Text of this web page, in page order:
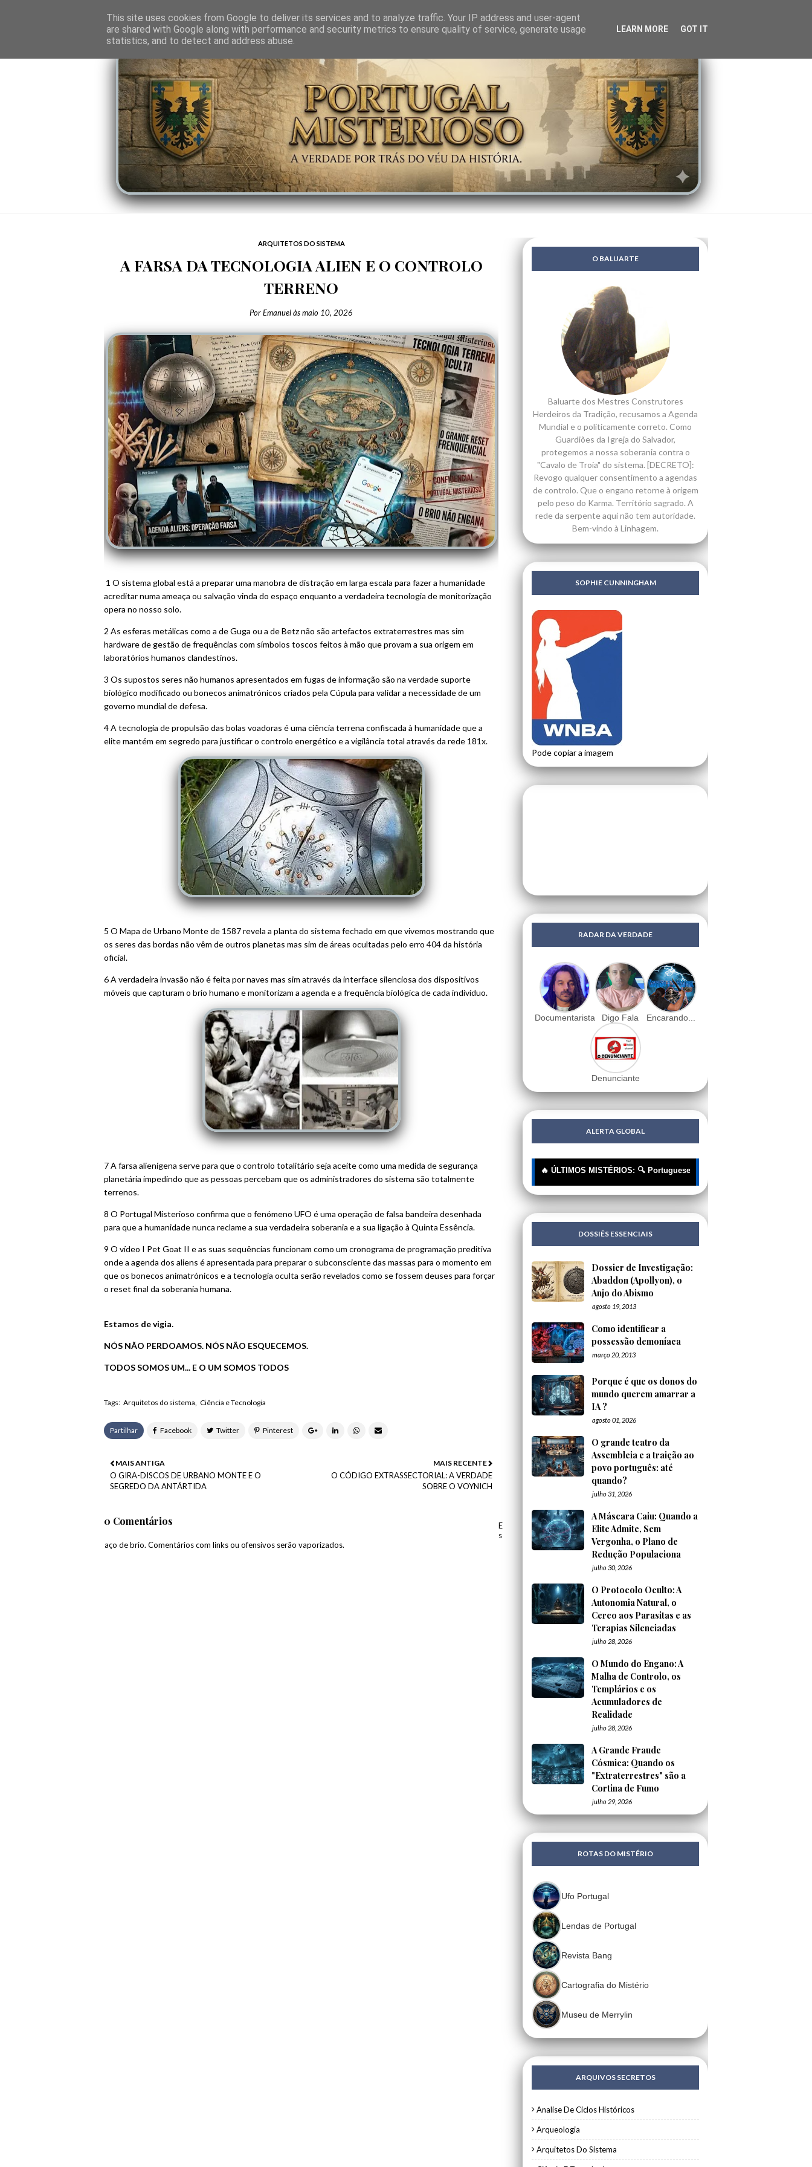
O PORTAL SOMBRAS DO PODER LINHAGEM SABEDORIA CIÊNCIA DO INVISÍVEL CONTRA-PODER ANJOS LENDAS
ARQUITETOS DO SISTEMA
A FARSA DA TECNOLOGIA ALIEN E O CONTROLO
TERRENO
PorEmanuelàsmaio 10, 2026
1 O sistema global está a preparar uma manobra de distração em larga escala para fazer a humanidade
acreditar numa ameaça ou salvação vinda do espaço enquanto a verdadeira tecnologia de monitorização
opera no nosso solo.
2 As esferas metálicas como a de Guga ou a de Betz não são artefactos extraterrestres mas sim
hardware de gestão de frequências com símbolos toscos feitos à mão que provam a sua origem em
laboratórios humanos clandestinos.
3 Os supostos seres não humanos apresentados em fugas de informação são na verdade suporte
biológico modificado ou bonecos animatrónicos criados pela Cúpula para validar a necessidade de um
governo mundial de defesa.
4 A tecnologia de propulsão das bolas voadoras é uma ciência terrena confiscada à humanidade que a
elite mantém em segredo para justificar o controlo energético e a vigilância total através da rede 181x.
5 O Mapa de Urbano Monte de 1587 revela a planta do sistema fechado em que vivemos mostrando que
os seres das bordas não vêm de outros planetas mas sim de áreas ocultadas pelo erro 404 da história
oficial.
6 A verdadeira invasão não é feita por naves mas sim através da interface silenciosa dos dispositivos
móveis que capturam o brio humano e monitorizam a agenda e a frequência biológica de cada indivíduo.
7 A farsa alienígena serve para que o controlo totalitário seja aceite como uma medida de segurança
planetária impedindo que as pessoas percebam que os administradores do sistema são totalmente
terrenos.
8 O Portugal Misterioso confirma que o fenómeno UFO é uma operação de falsa bandeira desenhada
para que a humanidade nunca reclame a sua verdadeira soberania e a sua ligação à Quinta Essência.
9 O vídeo I Pet Goat II e as suas sequências funcionam como um cronograma de programação preditiva
onde a agenda dos aliens é apresentada para preparar o subconsciente das massas para o momento em
que os bonecos animatrónicos e a tecnologia oculta serão revelados como se fossem deuses para forçar
o reset final da soberania humana.
Estamos de vigia.
NÓS NÃO PERDOAMOS. NÓS NÃO ESQUECEMOS.
TODOSSOMOS UM... E O UM SOMOS TODOS
Tags: Arquitetos do sistema Ciência e Tecnologia
Partilhar
MAIS RECENTE
O CÓDIGO EXTRASSECTORIAL: A VERDADE
SOBRE O VOYNICH
MAIS ANTIGA
O GIRA-DISCOS DE URBANO MONTE E O
SEGREDO DA ANTÁRTIDA
0 Comentários
E
s
paço de brio. Comentários com links ou ofensivos serão vaporizados.
O BALUARTE
Baluarte dos Mestres Construtores
Herdeiros da Tradição, recusamos a Agenda
Mundial e o politicamente correto. Como
Guardiões da Igreja do Salvador,
protegemos a nossa soberania contra o
"Cavalo de Troia" do sistema. [DECRETO]:
Revogo qualquer consentimento a agendas
de controlo. Que o engano retorne à origem
pelo peso do Karma. Território sagrado. A
rede da serpente aqui não tem autoridade.
Bem-vindo à Linhagem.
SOPHIE CUNNINGHAM
Pode copiar a imagem
RADAR DA VERDADE
Documentarista Digo Fala Encarando...
Denunciante
ALERTA GLOBAL
🔥 ÚLTIMOS MISTÉRIOS: 🔍 Portugueses: A Corrente Invisível que nos Está
DOSSIÊS ESSENCIAIS
Dossier de Investigação:
Abaddon (Apollyon), o
Anjo do Abismo
agosto 19, 2013
Como identificar a
possessão demoníaca
março 20, 2013
Porque é que os donos do
mundo querem amarrar a
IA ?
agosto 01, 2026
O grande teatro da
Assembleia e a traição ao
povo português: até
quando?
julho 31, 2026
A Máscara Caiu: Quando a
Elite Admite, Sem
Vergonha, o Plano de
Redução Populaciona
julho 30, 2026
O Protocolo Oculto: A
Autonomia Natural, o
Cerco aos Parasitas e as
Terapias Silenciadas
julho 28, 2026
O Mundo do Engano: A
Malha de Controlo, os
Templários e os
Acumuladores de
Realidade
julho 28, 2026
A Grande Fraude
Cósmica: Quando os
"Extraterrestres" são a
Cortina de Fumo
julho 29, 2026
ROTAS DO MISTÉRIO
Ufo Portugal
Lendas de Portugal
Revista Bang
Cartografia do Mistério
Museu de Merrylin
ARQUIVOS SECRETOS
Analise De Ciclos Históricos
Arqueologia
Arquitetos Do Sistema
This site uses cookies from Google to deliver its services and to analyze traffic. Your IP address and user-agent
are shared with Google along with performance and security metrics to ensure quality of service, generate usage
statistics, and to detect and address abuse.
LEARN MORE GOT IT